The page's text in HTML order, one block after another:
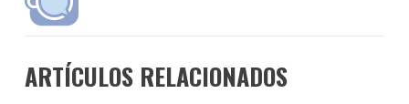
ARTÍCULOS RELACIONADOS